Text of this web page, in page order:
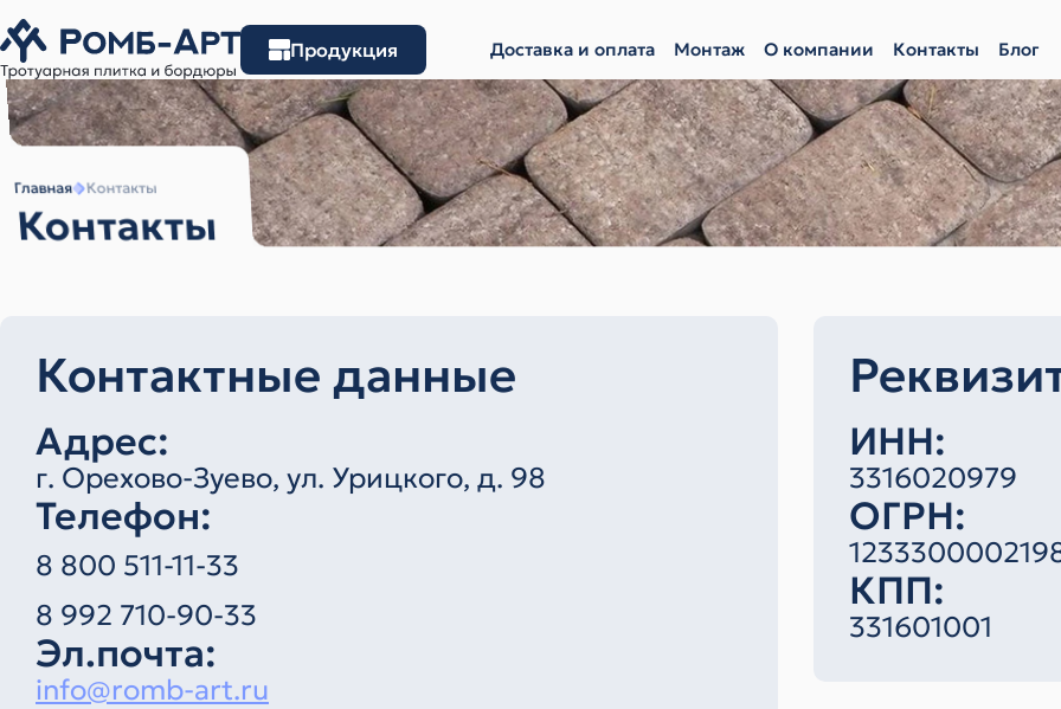
Продукция Доставка и оплата Монтаж О компании Контакты Блог
Главная Контакты
Контакты
Контактные данные
Адрес:
г. Орехово-Зуево, ул. Урицкого, д. 98
Телефон:
8 800 511-11-33
8 992 710-90-33
Эл.почта:
info@romb-art.ru
ИНН:
3316020979
ОГРН:
КПП:
331601001